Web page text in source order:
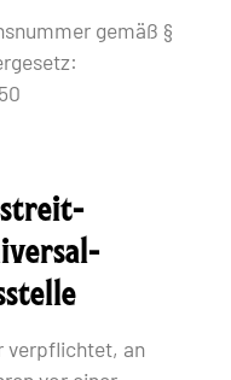
gemäß §
verpflichtet, an